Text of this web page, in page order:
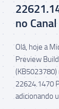
no
Olá, hoje a
Preview
(KB5023780)
22624.1470
adicionando